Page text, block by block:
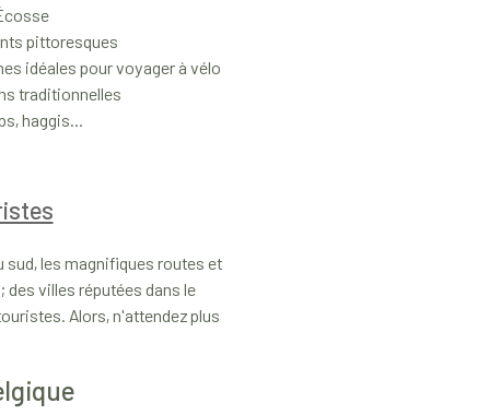
pittoresques
idéales pour voyager à vélo
traditionnelles
haggis...
sud, les magnifiques routes et
des villes réputées dans le
Alors, n'attendez plus